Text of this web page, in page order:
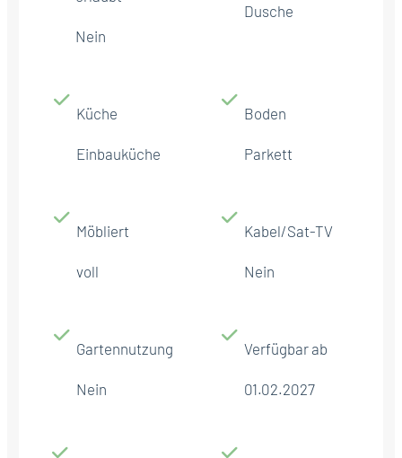
Nein
Dusche
Küche
Einbauküche
Boden
Parkett
Möbliert
voll
Kabel/Sat-TV
Nein
Gartennutzung
Nein
Verfügbar ab
01.02.2027